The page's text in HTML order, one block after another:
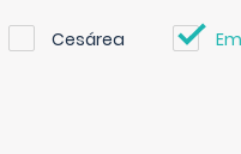
Cesárea